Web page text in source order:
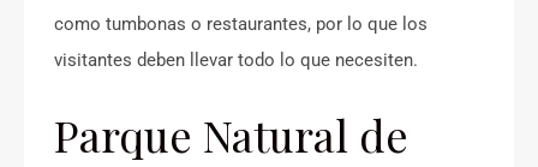
como tumbonas o restaurantes, por lo que los
visitantes deben llevar todo lo que necesiten.
Parque Natural de